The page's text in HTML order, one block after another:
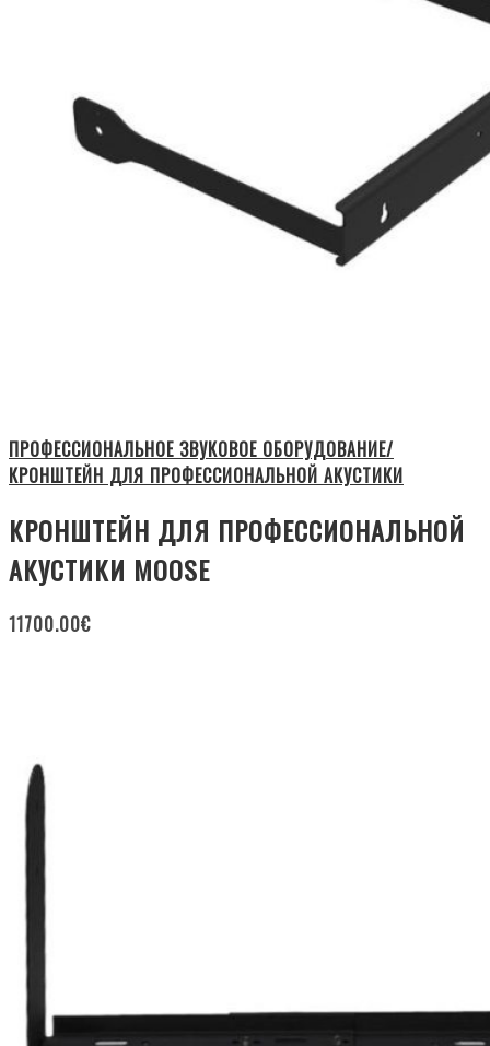
ПРОФЕССИОНАЛЬНОЕ ЗВУКОВОЕ ОБОРУДОВАНИЕ/
КРОНШТЕЙН ДЛЯ ПРОФЕССИОНАЛЬНОЙ АКУСТИКИ
КРОНШТЕЙН ДЛЯ ПРОФЕССИОНАЛЬНОЙ
АКУСТИКИ MOOSE
11700.00€